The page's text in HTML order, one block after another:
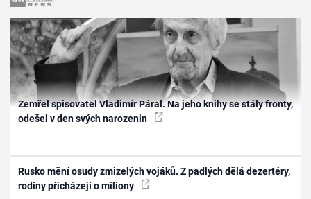
Zemřel spisovatel Vladimír Páral. Na jeho knihy se stály fronty,
odešel v den svých narozenin
Rusko mění osudy zmizelých vojáků. Z padlých dělá dezertéry,
rodiny přicházejí o miliony